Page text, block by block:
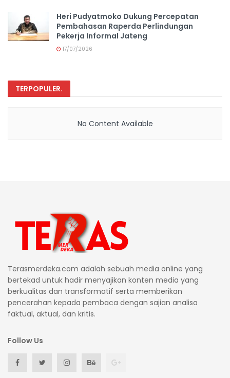
Heri Pudyatmoko Dukung Percepatan
Pembahasan Raperda Perlindungan
Pekerja Informal Jateng
17/07/2026
TERPOPULER.
No Content Available
Terasmerdeka.com adalah sebuah media online yang
bertekad untuk hadir menyajikan konten media yang
berkualitas dan transformatif serta memberikan
pencerahan kepada pembaca dengan sajian analisa
faktual, aktual, dan kritis.
Follow Us